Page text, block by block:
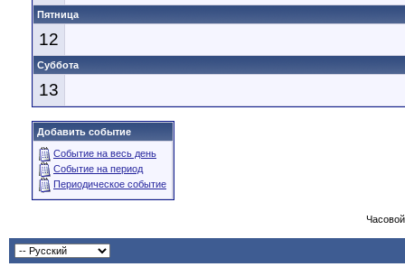
Пятница
12
Суббота
13
Добавить событие
Событие на весь день
Событие на период
Периодическое событие